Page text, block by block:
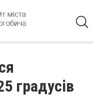
градусів